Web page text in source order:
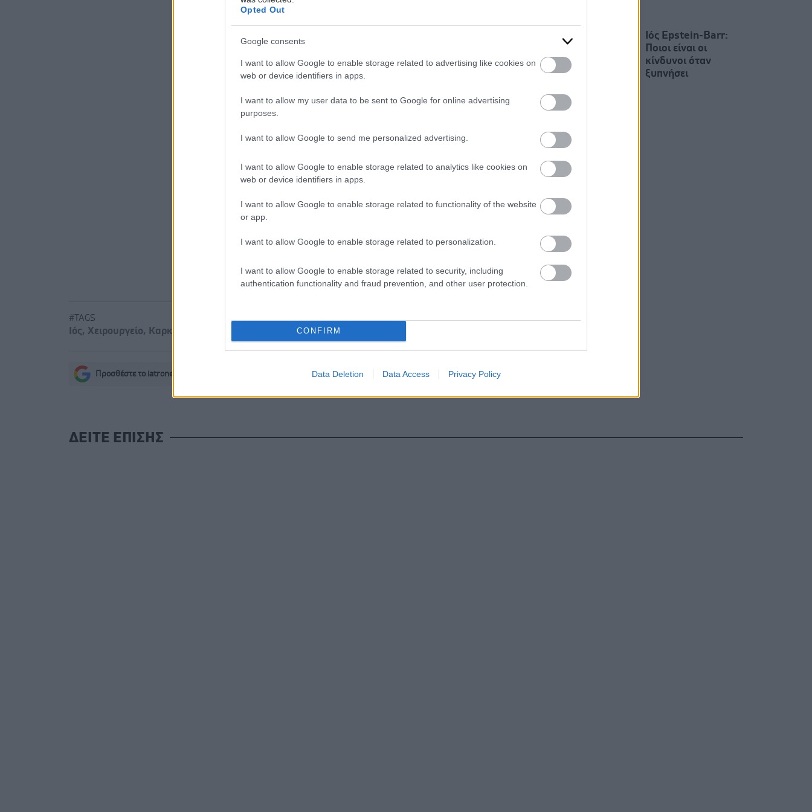
Opted Out
Google consents
I want to allow Google to enable storage related to advertising like cookies on
web or device identifiers in apps.
I want to allow my user data to be sent to Google for online advertising
purposes.
I want to allow Google to send me personalized advertising.
I want to allow Google to enable storage related to analytics like cookies on
web or device identifiers in apps.
I want to allow Google to enable storage related to functionality of the website
or app.
I want to allow Google to enable storage related to personalization.
I want to allow Google to enable storage related to security, including
authentication functionality and fraud prevention, and other user protection.
CONFIRM
Data Deletion Data Access Privacy Policy
επιβεβαιωθούν τα οφέλη αυτής της νέας επιλογής σε
Προσθέστε το iatronet.gr στο Discover
Ειδήσεις υγείας σήμερα
Για υγιή οστά προτιμότερο είναι το ποδόσφαιρο έναντι του
περπατήματος [μελέτη]
Οι φλεγμονώδεις νόσοι του εντέρου συνδέονται με αυξημένο
κίνδυνο ψυχικών νόσων [μελέτη]
Πώς επηρεάζει τους μυς και τα οστά ένα συμπλήρωμα
#TAGS
Ιός, Χειρουργείο, Καρκίνος δέρματος - μελάνωμα
Προσθέστε το iatronet.gr στο Discover
Ιός Epstein-Barr:
Ποιοι είναι οι
κίνδυνοι όταν
ξυπνήσει
ΔΕΙΤΕ ΕΠΙΣΗΣ